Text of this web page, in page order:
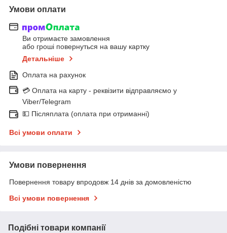
Умови оплати
Ви отримаєте замовлення
або гроші повернуться на вашу картку
Детальніше
Оплата на рахунок
💳 Оплата на карту - реквізити відправляємо у
Viber/Telegram
💵 Післяплата (оплата при отриманні)
Всі умови оплати
Умови повернення
Повернення товару впродовж 14 днів за домовленістю
Всі умови повернення
Подібні товари компанії